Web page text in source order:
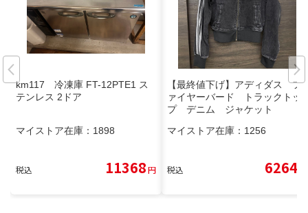
km117 冷凍庫 FT-12PTE1 ス
テンレス 2ドア
マイストア在庫： 1898
税込 11368円
【最終値下げ】アディダス フ
ァイヤーバード トラックトッ
プ デニム ジャケット
マイストア在庫： 1256
税込 6264